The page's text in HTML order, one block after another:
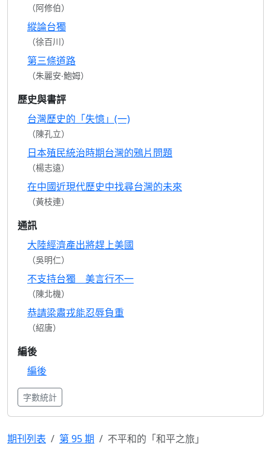
（阿修伯）
縱論台獨
（徐百川）
第三條道路
（朱麗安‧鮑姆）
歷史與書評
台灣歷史的「失憶」(一)
（陳孔立）
日本殖民統治時期台灣的鴉片問題
（楊志遠）
在中國近現代歷史中找尋台灣的未來
（黃枝連）
通訊
大陸經濟產出將趕上美國
（吳明仁）
不支持台獨 美言行不一
（陳北機）
恭請梁肅戎能忍辱負重
（紹唐）
編後
編後
字數統計
期刊列表 第 95 期 不平和的「和平之旅」